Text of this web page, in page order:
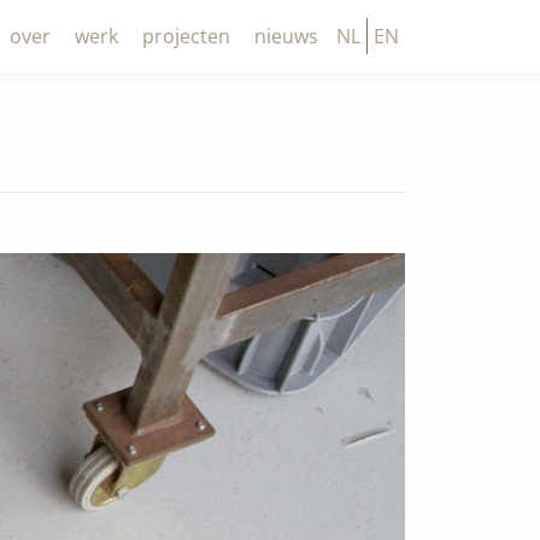
over werk projecten nieuws NL EN